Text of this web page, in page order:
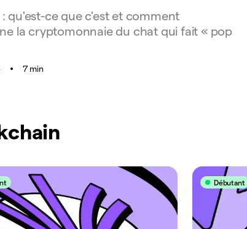
: qu'est-ce que c'est et comment
la cryptomonnaie du chat qui fait « pop
7 min
Débutant